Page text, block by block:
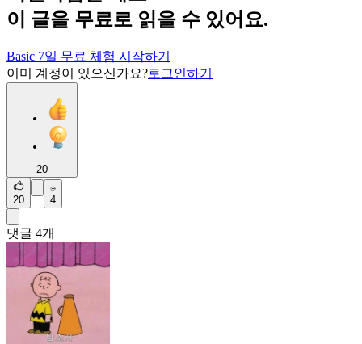
이 글을 무료로 읽을 수 있어요.
Basic 7일 무료 체험 시작하기
이미 계정이 있으신가요?로그인하기
20
20 4
댓글 4개